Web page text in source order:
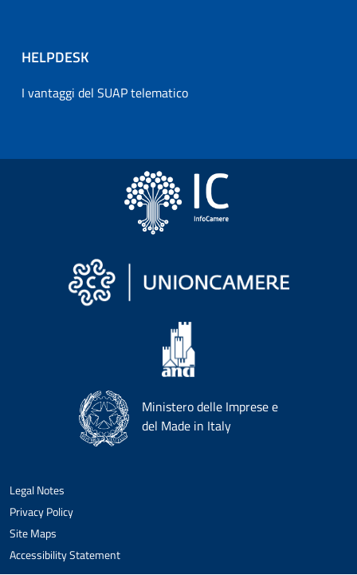
HELPDESK
I vantaggi del SUAP telematico
Ministero delle Imprese e
del Made in Italy
Legal Notes
Privacy Policy
Site Maps
Accessibility Statement